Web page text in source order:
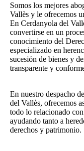
Somos los mejores
Vallès y le ofrecemos
En Cerdanyola del
convertirse en un
conocimiento del
especializado en
sucesión de bienes y
transparente y
En nuestro despacho
del Vallès, ofrecemos
todo lo relacionado
ayudando tanto a
derechos y patrimonio.